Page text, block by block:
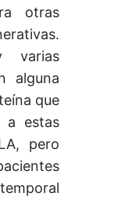
otras
varias
alguna
que
a estas
pero